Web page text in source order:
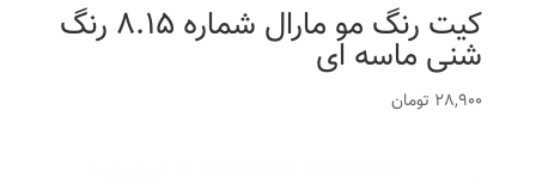
کیت رنگ مو مارال شماره 8.15 رنگ
شنی ماسه ای
28,900 تومان